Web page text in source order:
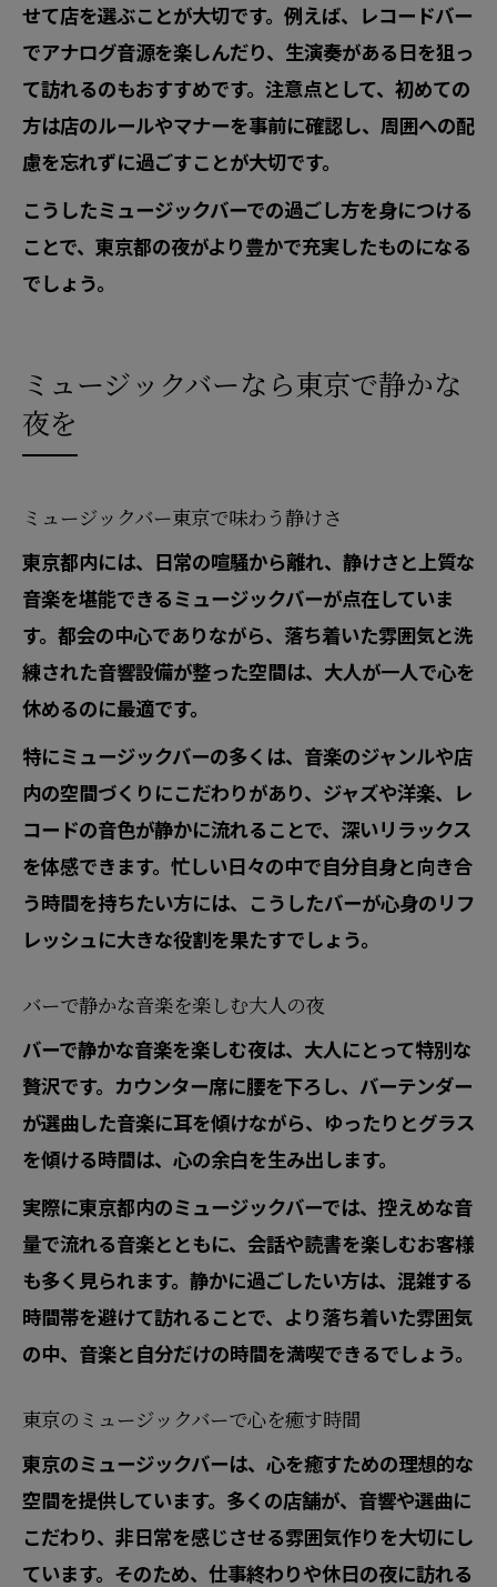
せて店を選ぶことが大切です。例えば、レコードバー
でアナログ音源を楽しんだり、生演奏がある日を狙っ
て訪れるのもおすすめです。注意点として、初めての
方は店のルールやマナーを事前に確認し、周囲への配
慮を忘れずに過ごすことが大切です。
こうしたミュージックバーでの過ごし方を身につける
ことで、東京都の夜がより豊かで充実したものになる
でしょう。
ミュージックバーなら東京で静かな
夜を
ミュージックバー東京で味わう静けさ
東京都内には、日常の喧騒から離れ、静けさと上質な
音楽を堪能できるミュージックバーが点在していま
す。都会の中心でありながら、落ち着いた雰囲気と洗
練された音響設備が整った空間は、大人が一人で心を
休めるのに最適です。
特にミュージックバーの多くは、音楽のジャンルや店
内の空間づくりにこだわりがあり、ジャズや洋楽、レ
コードの音色が静かに流れることで、深いリラックス
を体感できます。忙しい日々の中で自分自身と向き合
う時間を持ちたい方には、こうしたバーが心身のリフ
レッシュに大きな役割を果たすでしょう。
バーで静かな音楽を楽しむ大人の夜
バーで静かな音楽を楽しむ夜は、大人にとって特別な
贅沢です。カウンター席に腰を下ろし、バーテンダー
が選曲した音楽に耳を傾けながら、ゆったりとグラス
を傾ける時間は、心の余白を生み出します。
実際に東京都内のミュージックバーでは、控えめな音
量で流れる音楽とともに、会話や読書を楽しむお客様
も多く見られます。静かに過ごしたい方は、混雑する
時間帯を避けて訪れることで、より落ち着いた雰囲気
の中、音楽と自分だけの時間を満喫できるでしょう。
東京のミュージックバーで心を癒す時間
東京のミュージックバーは、心を癒すための理想的な
空間を提供しています。多くの店舗が、音響や選曲に
こだわり、非日常を感じさせる雰囲気作りを大切にし
ています。そのため、仕事終わりや休日の夜に訪れる